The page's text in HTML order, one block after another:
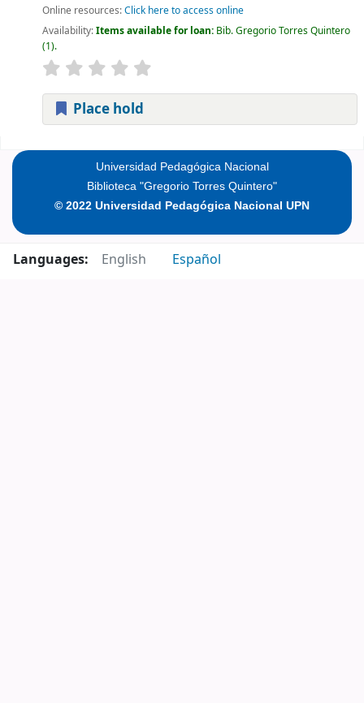
Online resources:Click here to access online
Availability:Items available for loan: Bib. Gregorio Torres Quintero
(1).
Place hold
Universidad Pedagógica Nacional
Biblioteca "Gregorio Torres Quintero"
© 2022 Universidad Pedagógica Nacional UPN
Languages: English Español